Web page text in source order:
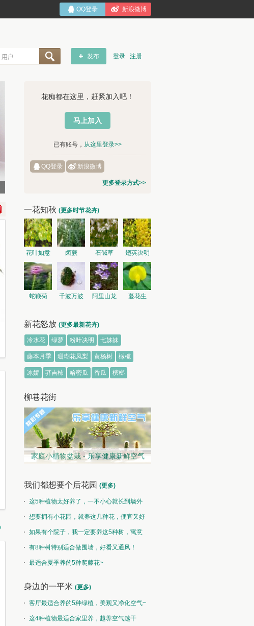
发布 登录 注册
然果曾经皆为花，却非皆花都成果
花痴都在这里，赶紧加入吧！
马上加入
已有账号， 从这里登录>>
QQ登录 新浪微博
更多登录方式>>
一花知秋 (更多时节花卉)
花叶如意 卤蕨 石碱草 翅荚决明
蛇鞭菊 千波万波
阿里山龙
蔓花生
新花怒放 (更多最新花卉)
冷水花 绿萝 粉叶决明 七姊妹
藤本月季 珊瑚花凤梨 黄杨树 橄榄
冰娇 莽吉柿 哈密瓜 香瓜 槟榔
柳巷花街
家庭小植物盆栽 - 乐享健康新鲜空气
我们都想要个后花园 (更多)
这5种植物太好养了，一不小心就长到墙外
了~想要拥有小花园，就养这几种花，便宜又好
养！如果有个院子，我一定要养这5种树，寓意
特别好！
有8种树特别适合做围墙，好看又通风！
最适合夏季养的5种爬藤花~
身边的一平米 (更多)
客厅最适合养的5种绿植，美观又净化空气~
这4种植物最适合家里养，越养空气越干
QQ登录 新浪微博